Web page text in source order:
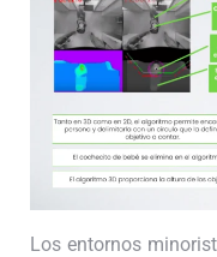
Los entornos